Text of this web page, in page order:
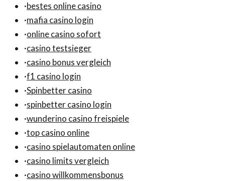
·bestes online casino
·mafia casino login
·online casino sofort
·casino testsieger
·casino bonus vergleich
·f1 casino login
·Spinbetter casino
·spinbetter casino login
·wunderino casino freispiele
·top casino online
·casino spielautomaten online
·casino limits vergleich
·casino willkommensbonus